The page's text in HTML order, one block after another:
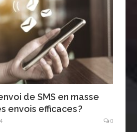
de SMS en masse
envois efficaces ?
0